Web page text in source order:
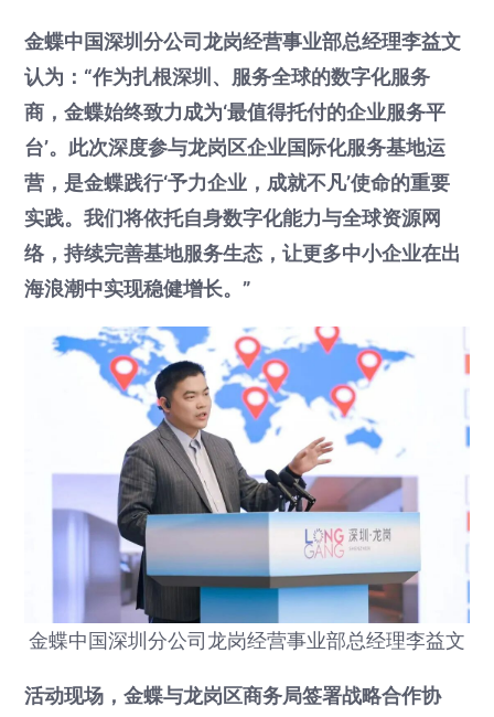
金蝶中国深圳分公司龙岗经营事业部总经理李益文
认为：“作为扎根深圳、服务全球的数字化服务
商，金蝶始终致力成为‘最值得托付的企业服务平
台’。此次深度参与龙岗区企业国际化服务基地运
营，是金蝶践行‘予力企业，成就不凡’使命的重要
实践。我们将依托自身数字化能力与全球资源网
络，持续完善基地服务生态，让更多中小企业在出
海浪潮中实现稳健增长。”
金蝶中国深圳分公司龙岗经营事业部总经理李益文
活动现场，金蝶与龙岗区商务局签署战略合作协